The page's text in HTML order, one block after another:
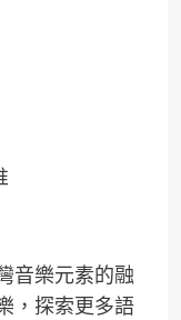
音樂元素的融
，探索更多語